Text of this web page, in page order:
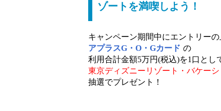
ゾートを満喫しよう！
キャンペーン期間中にエントリーの
アプラスG・O・Gカード の
利用合計金額5万円(税込)を1口とし
東京ディズニーリゾート・バケー
抽選でプレゼント！